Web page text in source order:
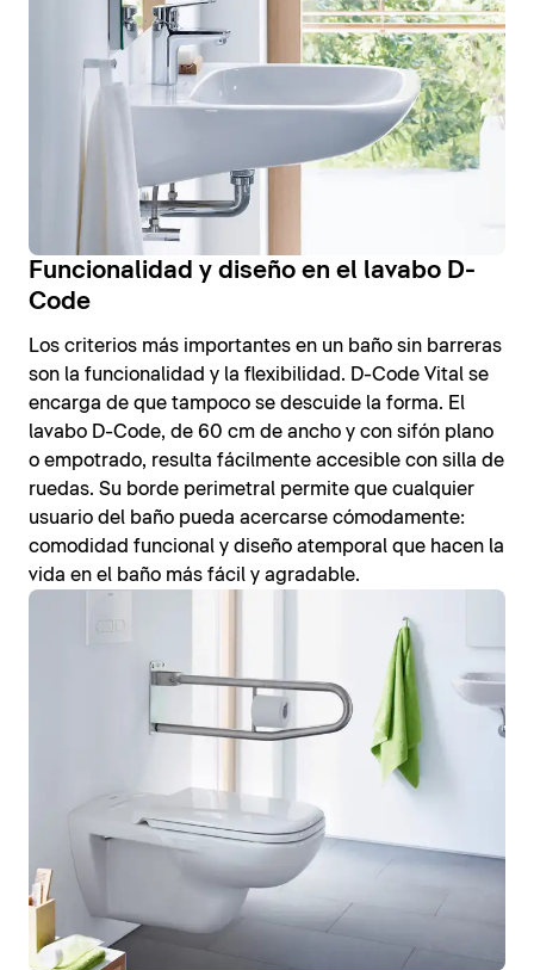
Funcionalidad y diseño en el lavabo D-
Code
Los criterios más importantes en un baño sin barreras
son la funcionalidad y la flexibilidad. D-Code Vital se
encarga de que tampoco se descuide la forma. El
lavabo D-Code, de 60 cm de ancho y con sifón plano
o empotrado, resulta fácilmente accesible con silla de
ruedas. Su borde perimetral permite que cualquier
usuario del baño pueda acercarse cómodamente:
comodidad funcional y diseño atemporal que hacen la
vida en el baño más fácil y agradable.